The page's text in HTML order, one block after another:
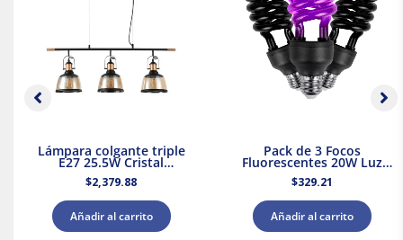
Lámpara colgante triple
E27 25.5W Cristal
Negro/Dorado Tecnolite
$2,379.88
Añadir al carrito
Pack de 3 Focos
Fluorescentes 20W Luz
Negra Base E27 Tecnolite
$329.21
Añadir al carrito